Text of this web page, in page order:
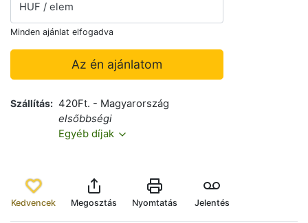
HUF / elem
Minden ajánlat elfogadva
Az én ajánlatom
Szállítás
420Ft. - Magyarország
elsőbbségi
Egyéb díjak
Kedvencek Megosztás Nyomtatás Jelentés